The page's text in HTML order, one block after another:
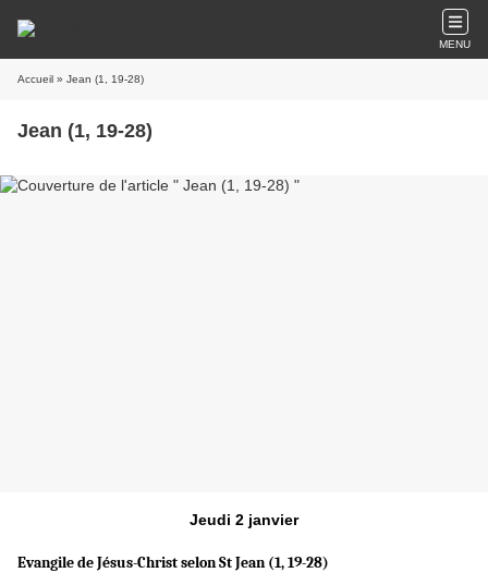
MENU
Accueil » Jean (1, 19-28)
Jean (1, 19-28)
Jeudi 2 janvier
Evangile de Jésus-Christ selon St Jean (1, 19-28)